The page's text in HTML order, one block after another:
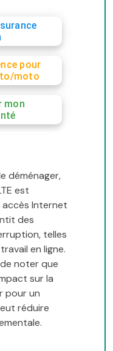
pour
moto
mon
déménager,
est
Internet
des
telles
en ligne.
noter que
sur la
pour un
réduire